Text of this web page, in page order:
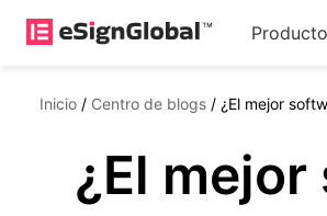
Producto
Inicio / Centro de blogs / ¿El mejor
¿El